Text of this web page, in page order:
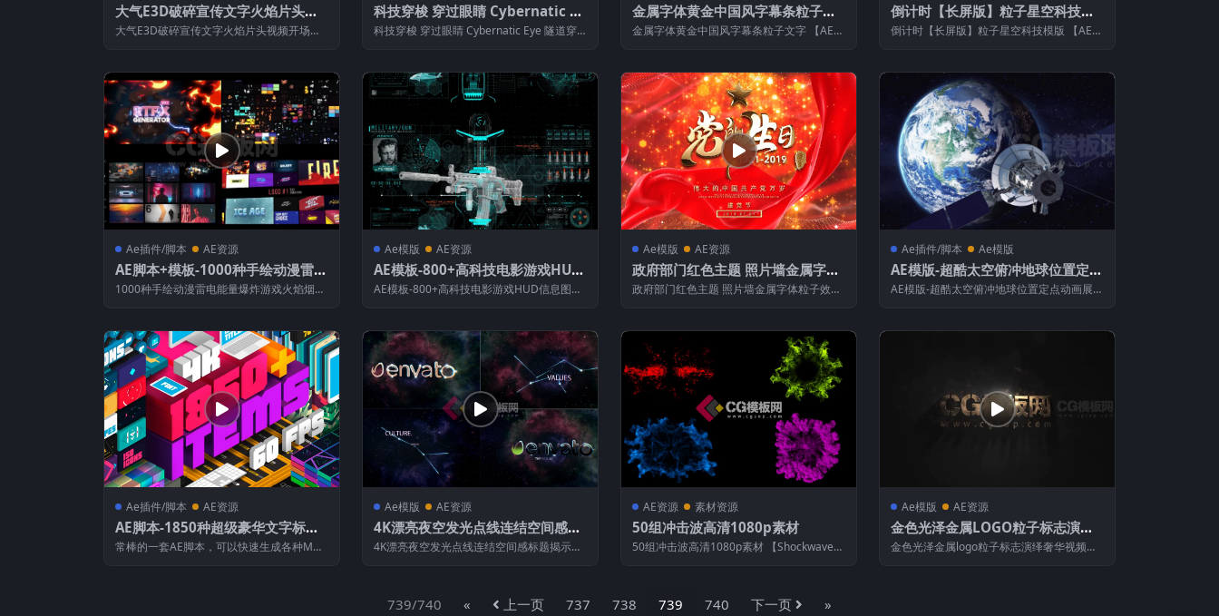
大气E3D破碎宣传文字火焰片头视
频开场预告片-AE模板下载
大气E3D破碎宣传文字火焰片头视频开场预
科技穿梭 穿过眼睛 Cybernatic Ey
e 隧道穿梭
科技穿梭 穿过眼睛 Cybernatic Eye 隧道穿
金属字体黄金中国风字幕条粒子文
字
金属字体黄金中国风字幕条粒子文字 【AE模
倒计时【长屏版】粒子星空科技模
版
倒计时【长屏版】粒子星空科技模版 【AE模
Ae插件/脚本 AE资源
AE脚本+模板-1000种手绘动漫雷电
能量爆炸游戏火焰烟雾流体MG动画
1000种手绘动漫雷电能量爆炸游戏火焰烟雾
Ae模版 AE资源
AE模板-800+高科技电影游戏HUD
信息图表科幻UI界面动画元素合集
AE模板-800+高科技电影游戏HUD信息图表
Ae模版 AE资源
政府部门红色主题 照片墙金属字体
粒子效果AE模板
政府部门红色主题 照片墙金属字体粒子效果
Ae插件/脚本 Ae模版
AE模版-超酷太空俯冲地球位置定点
动画展示工具包(含破解脚本) Ulti
AE模版-超酷太空俯冲地球位置定点动画展示
Ae插件/脚本 AE资源
AE脚本-1850种超级豪华文字标题
图形背景运动预设MG动画元素 支
常棒的一套AE脚本，可以快速生成各种MG
Ae模版 AE资源
4K漂亮夜空发光点线连结空间感标
题揭示企业标志LOGO片头-AE模板
4K漂亮夜空发光点线连结空间感标题揭示企
AE资源 素材资源
50组冲击波高清1080p素材
50组冲击波高清1080p素材 【Shockwave冲
Ae模版 AE资源
金色光泽金属LOGO粒子标志演绎
奢华视频片头效果制作-AE模板下载
金色光泽金属logo粒子标志演绎奢华视频片
739/740 « 上一页 737 738 739 740 下一页 »